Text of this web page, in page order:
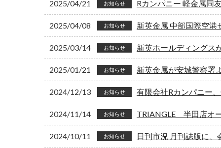
2025/04/21 お知らせ Rカンパニー 軽金属同
2025/04/08 お知らせ 新英金属 中部国際空港
2025/03/14 お知らせ 新英ホールディングス
2025/01/21 お知らせ 新英金属が安城警察署
2024/12/13 お知らせ 有限会社Rカンパニー
2024/11/14 お知らせ TRIANGLE 半田店オ
2024/10/11 お知らせ 日刊市況 月刊誌版に